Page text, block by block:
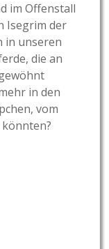
im Offenstall
Isegrim der
in unseren
die an
in den
vom